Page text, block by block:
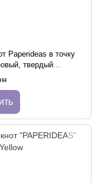
Paperideas в точку
твердый